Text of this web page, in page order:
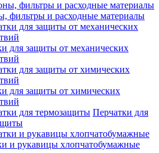
фильтры и расходные материалы
для защиты от механических
для защиты от химических
Перчатки для
и рукавицы хлопчатобумажные